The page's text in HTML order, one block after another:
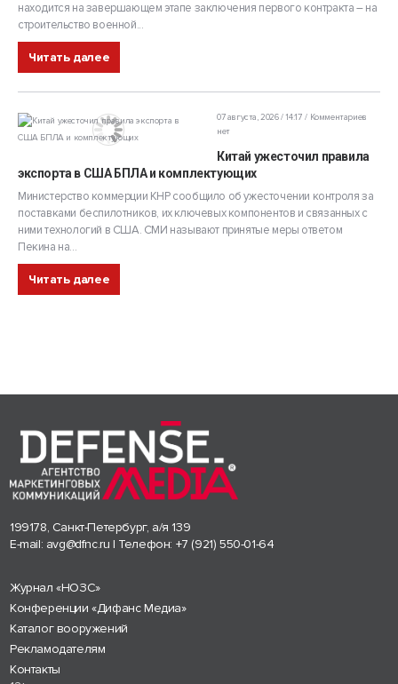
находится на завершающем этапе заключения первого контракта – на
строительство военной...
Читать далее
07 августа, 2026 / 14:17
Комментариев
нет
Китай ужесточил правила
экспорта в США БПЛА и комплектующих
Министерство коммерции КНР сообщило об ужесточении контроля за
поставками беспилотников, их ключевых компонентов и связанных с
ними технологий в США. СМИ называют принятые меры ответом
Пекина на...
Читать далее
199178, Санкт-Петербург, а/я 139
E-mail: avg@dfnc.ru | Телефон: +7 (921) 550-01-64
Журнал «НОЗС»
Конференции «Дифанс Медиа»
Каталог вооружений
Рекламодателям
Контакты